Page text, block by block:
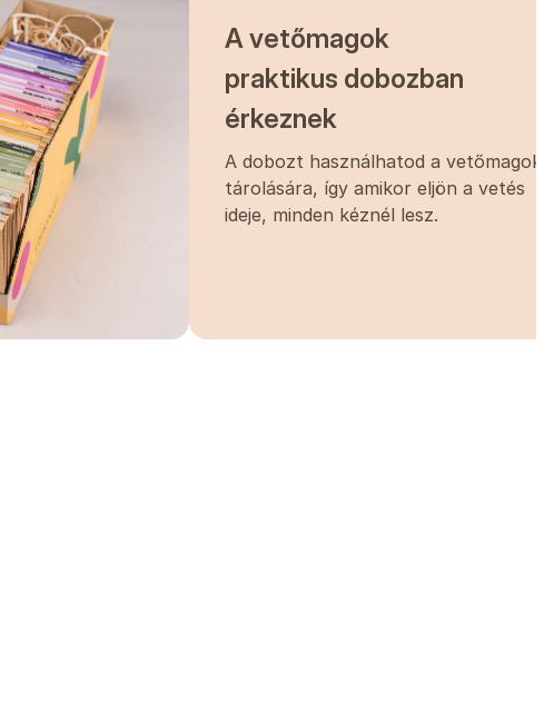
A vetőmagok
praktikus dobozban
érkeznek
A dobozt használhatod a vetőmagok
tárolására, így amikor eljön a vetés
ideje, minden kéznél lesz.